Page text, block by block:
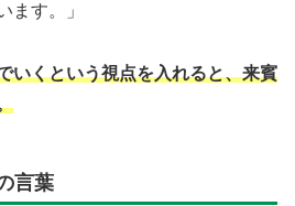
ます。」
いくという視点を入れると、来賓
言葉